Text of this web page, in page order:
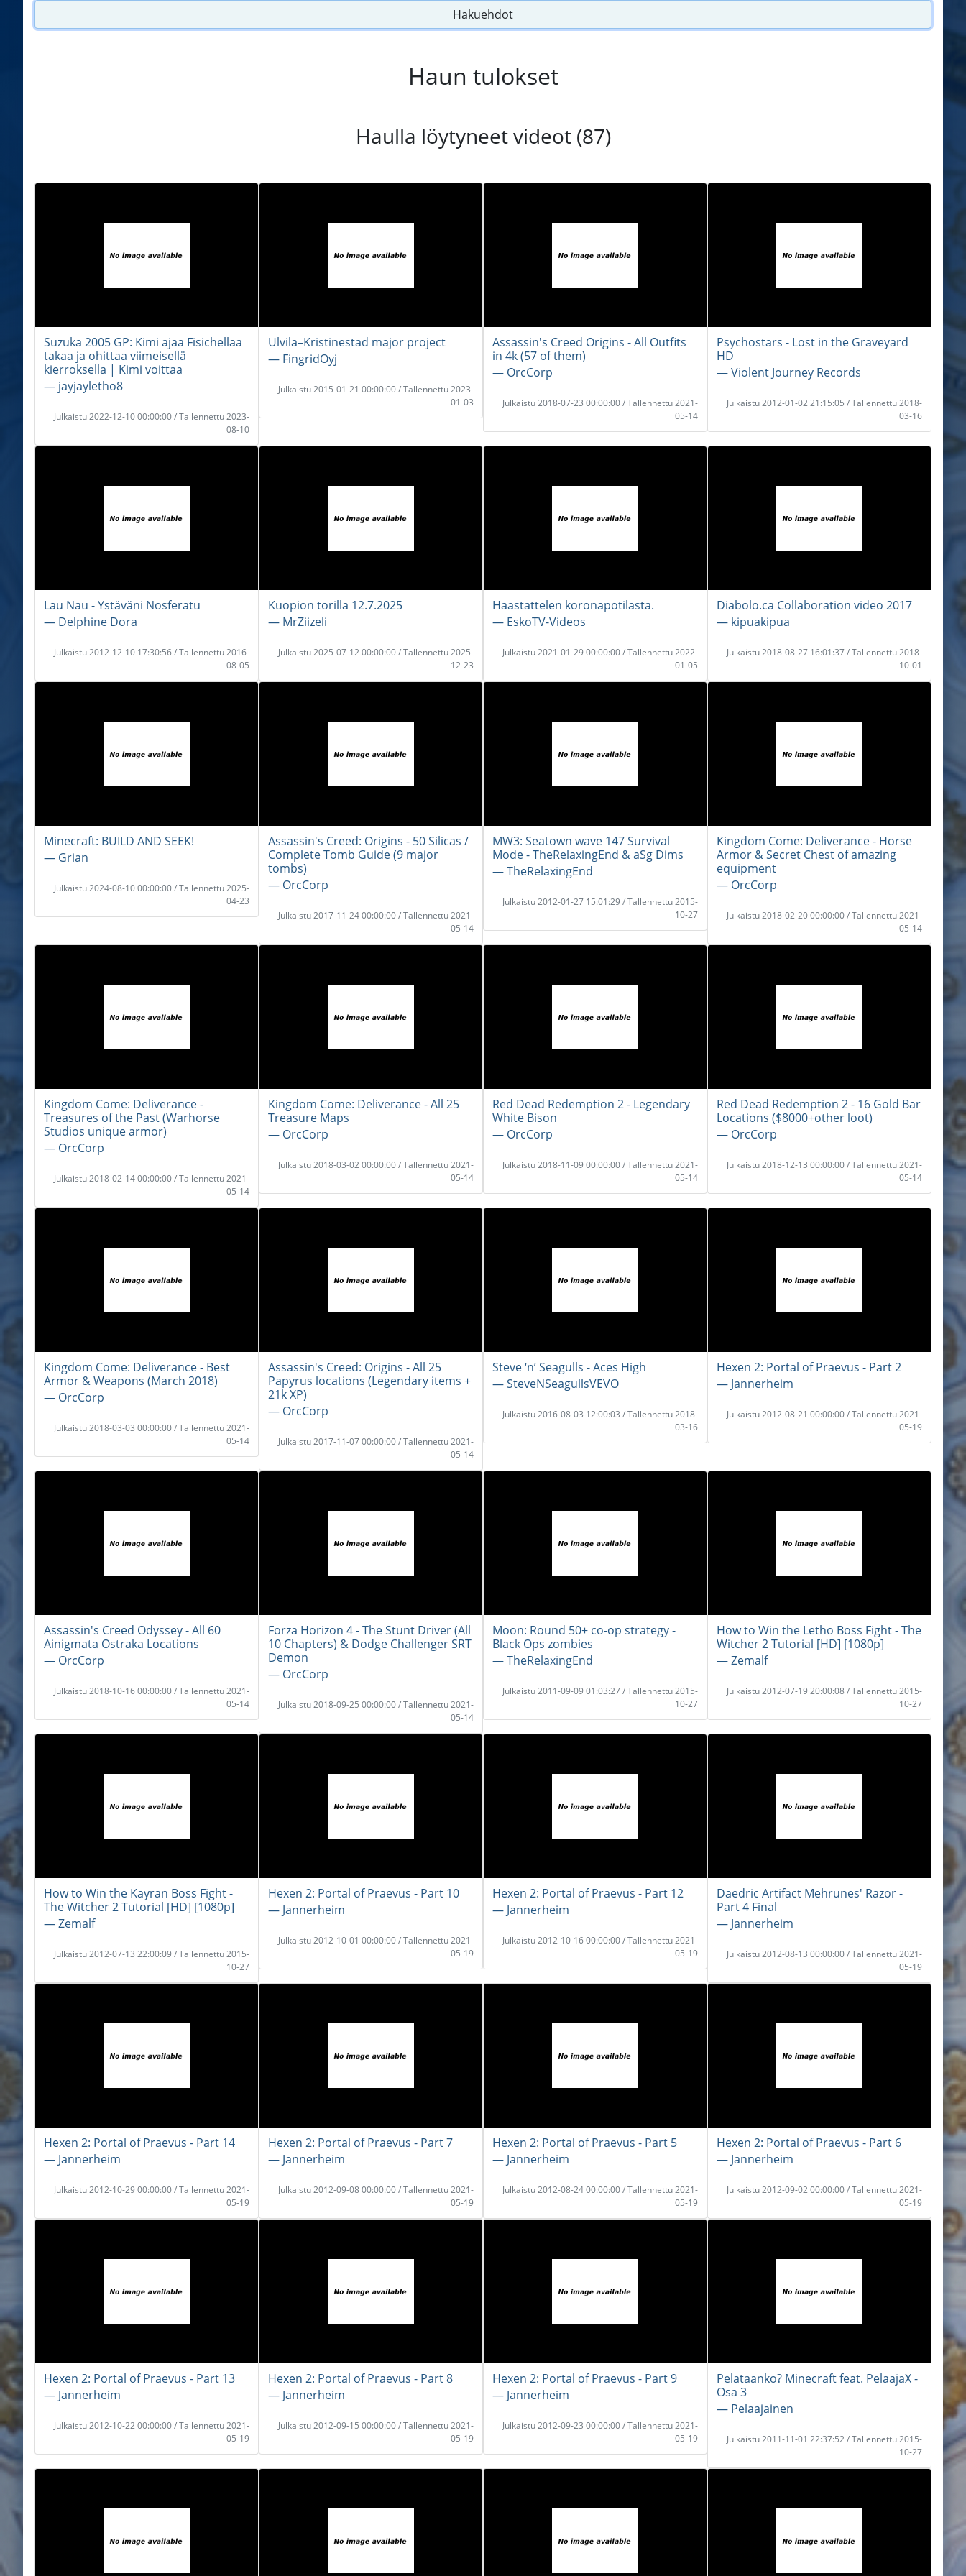
Hakuehdot
Haun tulokset
Haulla löytyneet videot (87)
Suzuka 2005 GP: Kimi ajaa Fisichellaa
takaa ja ohittaa viimeisellä
kierroksella | Kimi voittaa
― jayjayletho8
Julkaistu 2022-12-10 00:00:00 / Tallennettu 2023-
08-10
Ulvila–Kristinestad major project
― FingridOyj
Julkaistu 2015-01-21 00:00:00 / Tallennettu 2023-
01-03
Assassin's Creed Origins - All Outfits
in 4k (57 of them)
― OrcCorp
Julkaistu 2018-07-23 00:00:00 / Tallennettu 2021-
05-14
Psychostars - Lost in the Graveyard
HD
― Violent Journey Records
Julkaistu 2012-01-02 21:15:05 / Tallennettu 2018-
03-16
Lau Nau - Ystäväni Nosferatu
― Delphine Dora
Julkaistu 2012-12-10 17:30:56 / Tallennettu 2016-
08-05
Kuopion torilla 12.7.2025
― MrZiizeli
Julkaistu 2025-07-12 00:00:00 / Tallennettu 2025-
12-23
Haastattelen koronapotilasta.
― EskoTV-Videos
Julkaistu 2021-01-29 00:00:00 / Tallennettu 2022-
01-05
Diabolo.ca Collaboration video 2017
― kipuakipua
Julkaistu 2018-08-27 16:01:37 / Tallennettu 2018-
10-01
Minecraft: BUILD AND SEEK!
― Grian
Julkaistu 2024-08-10 00:00:00 / Tallennettu 2025-
04-23
Assassin's Creed: Origins - 50 Silicas /
Complete Tomb Guide (9 major
tombs)
― OrcCorp
Julkaistu 2017-11-24 00:00:00 / Tallennettu 2021-
05-14
MW3: Seatown wave 147 Survival
Mode - TheRelaxingEnd & aSg Dims
― TheRelaxingEnd
Julkaistu 2012-01-27 15:01:29 / Tallennettu 2015-
10-27
Kingdom Come: Deliverance - Horse
Armor & Secret Chest of amazing
equipment
― OrcCorp
Julkaistu 2018-02-20 00:00:00 / Tallennettu 2021-
05-14
Kingdom Come: Deliverance -
Treasures of the Past (Warhorse
Studios unique armor)
― OrcCorp
Julkaistu 2018-02-14 00:00:00 / Tallennettu 2021-
05-14
Kingdom Come: Deliverance - All 25
Treasure Maps
― OrcCorp
Julkaistu 2018-03-02 00:00:00 / Tallennettu 2021-
05-14
Red Dead Redemption 2 - Legendary
White Bison
― OrcCorp
Julkaistu 2018-11-09 00:00:00 / Tallennettu 2021-
05-14
Red Dead Redemption 2 - 16 Gold Bar
Locations ($8000+other loot)
― OrcCorp
Julkaistu 2018-12-13 00:00:00 / Tallennettu 2021-
05-14
Kingdom Come: Deliverance - Best
Armor & Weapons (March 2018)
― OrcCorp
Julkaistu 2018-03-03 00:00:00 / Tallennettu 2021-
05-14
Assassin's Creed: Origins - All 25
Papyrus locations (Legendary items +
21k XP)
― OrcCorp
Julkaistu 2017-11-07 00:00:00 / Tallennettu 2021-
05-14
Steve ‘n’ Seagulls - Aces High
― SteveNSeagullsVEVO
Julkaistu 2016-08-03 12:00:03 / Tallennettu 2018-
03-16
Hexen 2: Portal of Praevus - Part 2
― Jannerheim
Julkaistu 2012-08-21 00:00:00 / Tallennettu 2021-
05-19
Assassin's Creed Odyssey - All 60
Ainigmata Ostraka Locations
― OrcCorp
Julkaistu 2018-10-16 00:00:00 / Tallennettu 2021-
05-14
Forza Horizon 4 - The Stunt Driver (All
10 Chapters) & Dodge Challenger SRT
Demon
― OrcCorp
Julkaistu 2018-09-25 00:00:00 / Tallennettu 2021-
05-14
Moon: Round 50+ co-op strategy -
Black Ops zombies
― TheRelaxingEnd
Julkaistu 2011-09-09 01:03:27 / Tallennettu 2015-
10-27
How to Win the Letho Boss Fight - The
Witcher 2 Tutorial [HD] [1080p]
― Zemalf
Julkaistu 2012-07-19 20:00:08 / Tallennettu 2015-
10-27
How to Win the Kayran Boss Fight -
The Witcher 2 Tutorial [HD] [1080p]
― Zemalf
Julkaistu 2012-07-13 22:00:09 / Tallennettu 2015-
10-27
Hexen 2: Portal of Praevus - Part 10
― Jannerheim
Julkaistu 2012-10-01 00:00:00 / Tallennettu 2021-
05-19
Hexen 2: Portal of Praevus - Part 12
― Jannerheim
Julkaistu 2012-10-16 00:00:00 / Tallennettu 2021-
05-19
Daedric Artifact Mehrunes' Razor -
Part 4 Final
― Jannerheim
Julkaistu 2012-08-13 00:00:00 / Tallennettu 2021-
05-19
Hexen 2: Portal of Praevus - Part 14
― Jannerheim
Julkaistu 2012-10-29 00:00:00 / Tallennettu 2021-
05-19
Hexen 2: Portal of Praevus - Part 7
― Jannerheim
Julkaistu 2012-09-08 00:00:00 / Tallennettu 2021-
05-19
Hexen 2: Portal of Praevus - Part 5
― Jannerheim
Julkaistu 2012-08-24 00:00:00 / Tallennettu 2021-
05-19
Hexen 2: Portal of Praevus - Part 6
― Jannerheim
Julkaistu 2012-09-02 00:00:00 / Tallennettu 2021-
05-19
Hexen 2: Portal of Praevus - Part 13
― Jannerheim
Julkaistu 2012-10-22 00:00:00 / Tallennettu 2021-
05-19
Hexen 2: Portal of Praevus - Part 8
― Jannerheim
Julkaistu 2012-09-15 00:00:00 / Tallennettu 2021-
05-19
Hexen 2: Portal of Praevus - Part 9
― Jannerheim
Julkaistu 2012-09-23 00:00:00 / Tallennettu 2021-
05-19
Pelataanko? Minecraft feat. PelaajaX -
Osa 3
― Pelaajainen
Julkaistu 2011-11-01 22:37:52 / Tallennettu 2015-
10-27